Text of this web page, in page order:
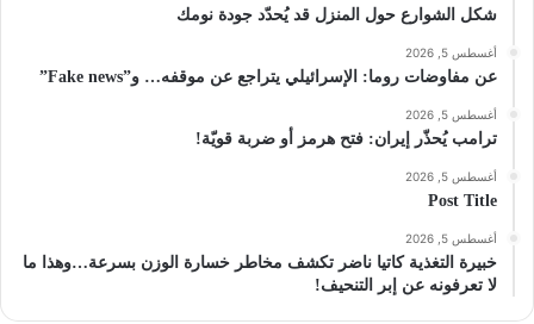
شكل الشوارع حول المنزل قد يُحدّد جودة نومك
أغسطس 5, 2026
عن مفاوضات روما: الإسرائيلي يتراجع عن موقفه… و”Fake news”
أغسطس 5, 2026
ترامب يُحذّر إيران: فتح هرمز أو ضربة قويّة!
أغسطس 5, 2026
Post Title
أغسطس 5, 2026
خبيرة التغذية كاتيا ناضر تكشف مخاطر خسارة الوزن بسرعة…وهذا ما
لا تعرفونه عن إبر التنحيف!